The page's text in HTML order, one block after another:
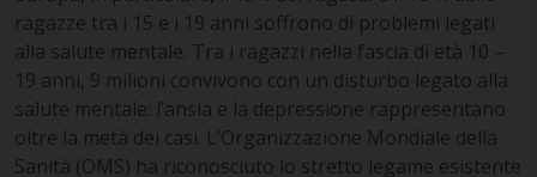
ragazze tra i 15 e i 19 anni soffrono di problemi legati
alla salute mentale. Tra i ragazzi nella fascia di età 10 –
19 anni, 9 milioni convivono con un disturbo legato alla
salute mentale: l’ansia e la depressione rappresentano
oltre la metà dei casi. L’Organizzazione Mondiale della
Sanità (OMS) ha riconosciuto lo stretto legame esistente